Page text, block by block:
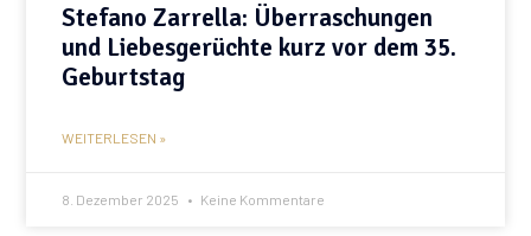
Stefano Zarrella: Überraschungen
und Liebesgerüchte kurz vor dem 35.
Geburtstag
WEITERLESEN »
8. Dezember 2025 Keine Kommentare